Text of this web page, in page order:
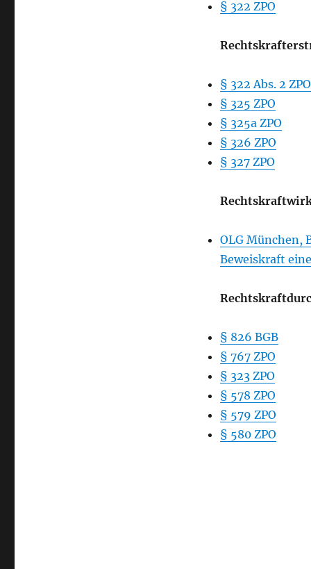
§ 322 ZPO
§ 322 Abs. 2 ZPO
§ 325 ZPO
§ 325a ZPO
§ 326 ZPO
§ 327 ZPO
OLG München,
Beweiskraft
§ 826 BGB
§ 767 ZPO
§ 323 ZPO
§ 578 ZPO
§ 579 ZPO
§ 580 ZPO
Rechtskraftdurchbrechung